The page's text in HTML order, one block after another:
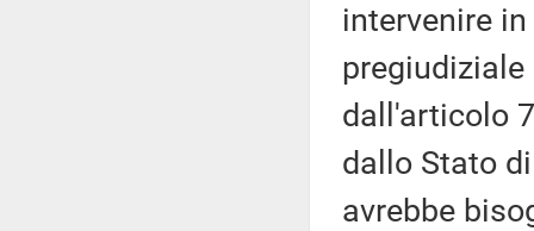
intervenire
dall'articolo
dallo Stato
avrebbe